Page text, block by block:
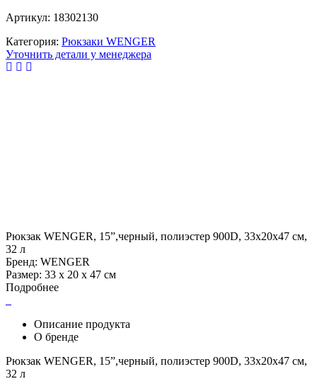
Артикул: 18302130
Категория: Рюкзаки WENGER
Уточнить детали у менеджера
Рюкзак WENGER, 15”,черный, полиэстер 900D, 33x20x47 см,
32 л
Бренд: WENGER
Размер: 33 х 20 х 47 см
Подробнее
Описание продукта
О бренде
Рюкзак WENGER, 15”,черный, полиэстер 900D, 33x20x47 см,
32 л